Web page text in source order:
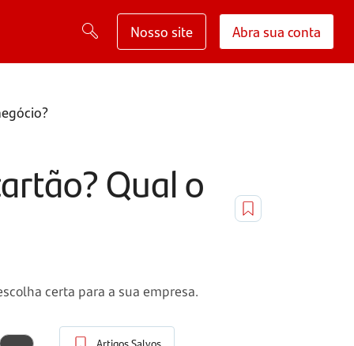
Nosso site Abra sua conta
Qual o
certa para a sua empresa.